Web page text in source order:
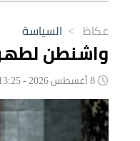
عكاظ > السياسة
واشنطن